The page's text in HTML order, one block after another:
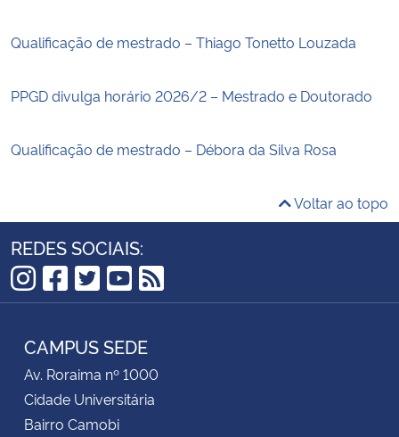
Qualificação de mestrado – Thiago Tonetto Louzada
PPGD divulga horário 2026/2 – Mestrado e Doutorado
Qualificação de mestrado – Débora da Silva Rosa
Voltar ao topo
REDES SOCIAIS:
Instagram
Facebook
Twitter
YouTube
RSS
CAMPUS SEDE
Av. Roraima nº 1000
Cidade Universitária
Bairro Camobi